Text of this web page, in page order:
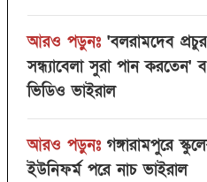
আরও পড়ুনঃ 'বলরামদেব
সন্ধ্যাবেলা সুরা পান করতেন'
ভিডিও ভাইরাল
আরও পড়ুনঃ গঙ্গারামপুরে
ইউনিফর্ম পরে নাচ ভাইরাল